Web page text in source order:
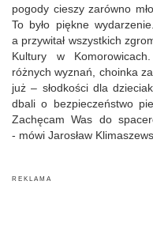
pogody cieszy zarówno
To było piękne
a przywitał wszystkich
Kultury w
różnych wyznań, choinka
już – słodkości dla
dbali o bezpieczeństwo
Zachęcam Was do
- mówi Jarosław
R E K L A M A